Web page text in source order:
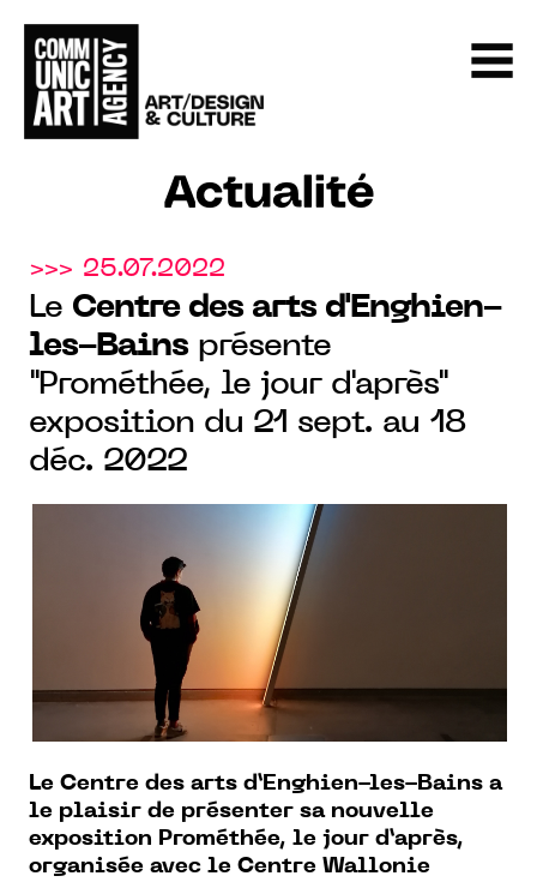
Actualité
>>> 25.07.2022
Le Centre des arts d'Enghien-
les-Bains présente
"Prométhée, le jour d'après"
exposition du 21 sept. au 18
déc. 2022
Le Centre des arts d’Enghien-les-Bains a
le plaisir de présenter sa nouvelle
exposition Prométhée, le jour d’après,
organisée avec le Centre Wallonie